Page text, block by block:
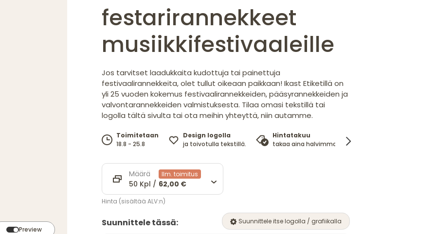
Preview
festarirannekkeet
musiikkifestivaaleille
Jos tarvitset laadukkaita kudottuja tai painettuja
festivaalirannekkeita, olet tullut oikeaan paikkaan! Ikast Etiketillä on
yli 25 vuoden kokemus festivaalirannekkeiden, pääsyrannekkeiden ja
valvontarannekkeiden valmistuksesta. Tilaa omasi tekstillä tai
logolla tältä sivulta tai ota meihin yhteyttä, niin autamme.
Toimitetaan
18.8 - 25.8
Design logolla
ja toivotulla tekstillä.
Hintatakuu
takaa aina halvimman hinnan
Määrä
50 Kpl /
Ilm. toimitus
62,00 €
Hinta (sisältää ALV:n)
Suunnittele tässä: Suunnittele itse logolla / grafiikalla